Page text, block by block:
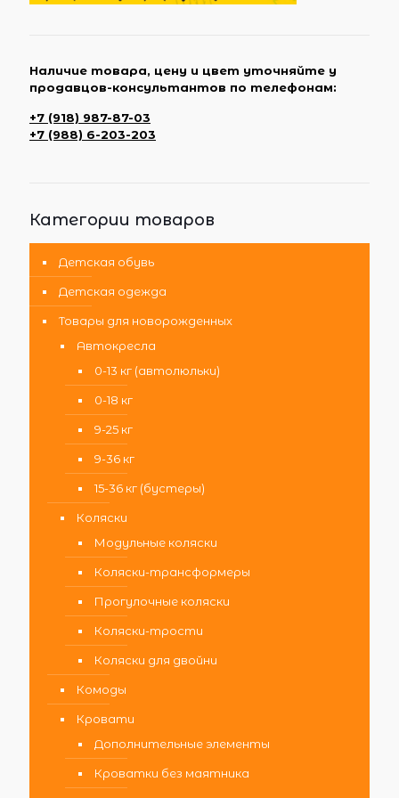
Наличие товара, цену и цвет уточняйте у
продавцов-консультантов по телефонам:
+7 (918) 987-87-03
+7 (988) 6-203-203
Категории товаров
Детская обувь
Детская одежда
Товары для новорожденных
Автокресла
0-13 кг (автолюльки)
0-18 кг
9-25 кг
9-36 кг
15-36 кг (бустеры)
Коляски
Модульные коляски
Коляски-трансформеры
Прогулочные коляски
Коляски-трости
Коляски для двойни
Комоды
Кровати
Дополнительные элементы
Кроватки без маятника